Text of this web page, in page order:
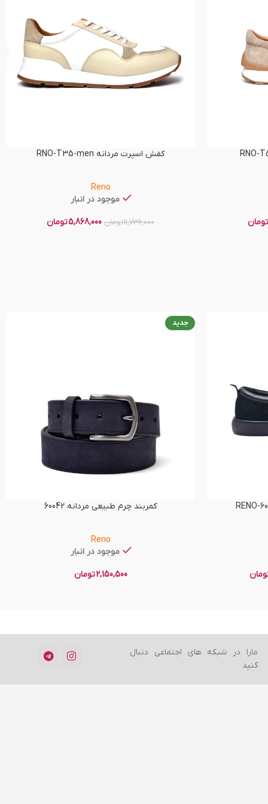
تومان
کفش اسپرت مردانه RNO-T35-men
Reno
موجود در انبار
11,736,000تومان 5,868,000تومان
جدید
کمربند چرم طبیعی مردانه 60042
Reno
موجود در انبار
2,150,500تومان
مارا در شبکه های اجتماعی دنبال
کنید